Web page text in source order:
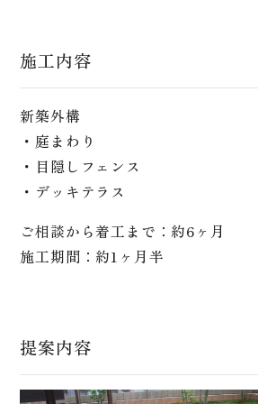
施工内容
新築外構
・庭まわり
・目隠しフェンス
・デッキテラス
ご相談から着工まで：約6ヶ月
施工期間：約1ヶ月半
提案内容